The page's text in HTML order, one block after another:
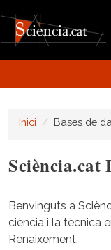
Inici Bases de
Sciència.cat
Benvinguts a
ciència i la tècnica
Renaixement.